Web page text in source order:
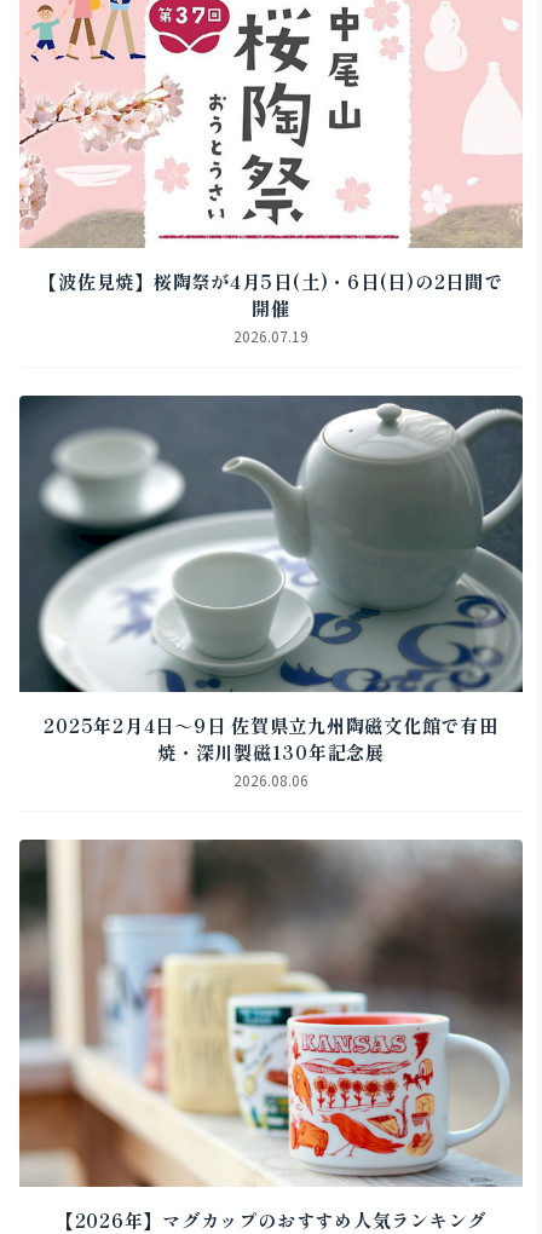
【波佐見焼】桜陶祭が4月5日(土)・6日(日)の2日間で
開催
2026.07.19
2025年2月4日～9日 佐賀県立九州陶磁文化館で有田
焼・深川製磁130年記念展
2026.08.06
【2026年】マグカップのおすすめ人気ランキング